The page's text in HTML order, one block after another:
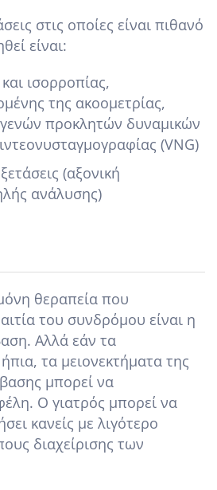
στις οποίες είναι πιθανό
είναι:
ισορροπίας,
της ακοομετρίας,
προκλητών δυναμικών
(VNG)
(αξονική
ανάλυσης)
θεραπεία που
του συνδρόμου είναι η
Αλλά εάν τα
τα μειονεκτήματα της
μπορεί να
Ο γιατρός μπορεί να
κανείς με λιγότερο
διαχείρισης των